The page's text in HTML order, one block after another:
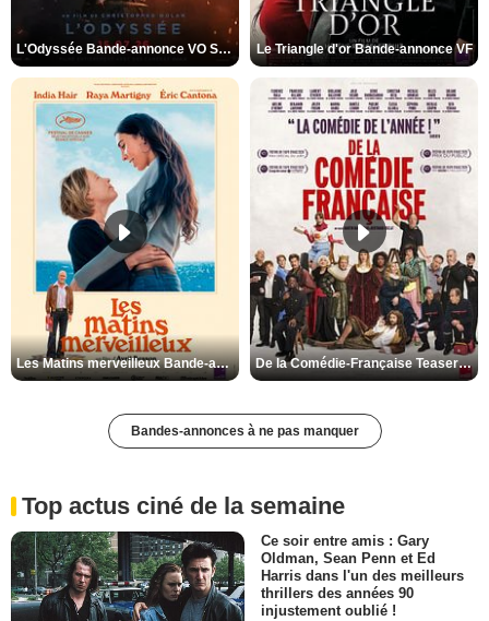
L'Odyssée Bande-annonce VO STFR Le Triangle d'or Bande-annonce VF
Les Matins merveilleux Bande-annonce VF De la Comédie-Française Teaser VF
Bandes-annonces à ne pas manquer
Top actus ciné de la semaine
Ce soir entre amis : Gary
Oldman, Sean Penn et Ed
Harris dans l'un des meilleurs
thrillers des années 90
injustement oublié !